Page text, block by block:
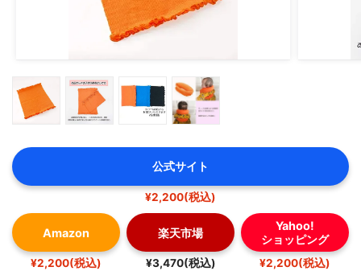
公式サイト
¥2,200(税込)
Amazon
¥2,200(税込)
楽天市場
¥3,470(税込)
Yahoo!
ショッピング
¥2,200(税込)